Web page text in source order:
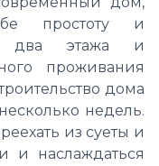
простоту и
два этажа и
проживания
дома
недель.
из суеты и
и наслаждаться